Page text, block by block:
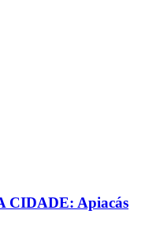
CIDADE: Apiacás